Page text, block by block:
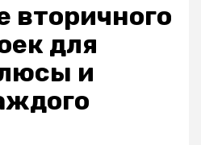
вторичного
для
и